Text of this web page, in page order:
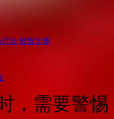
讨论 炒股大赛
，需要警惕